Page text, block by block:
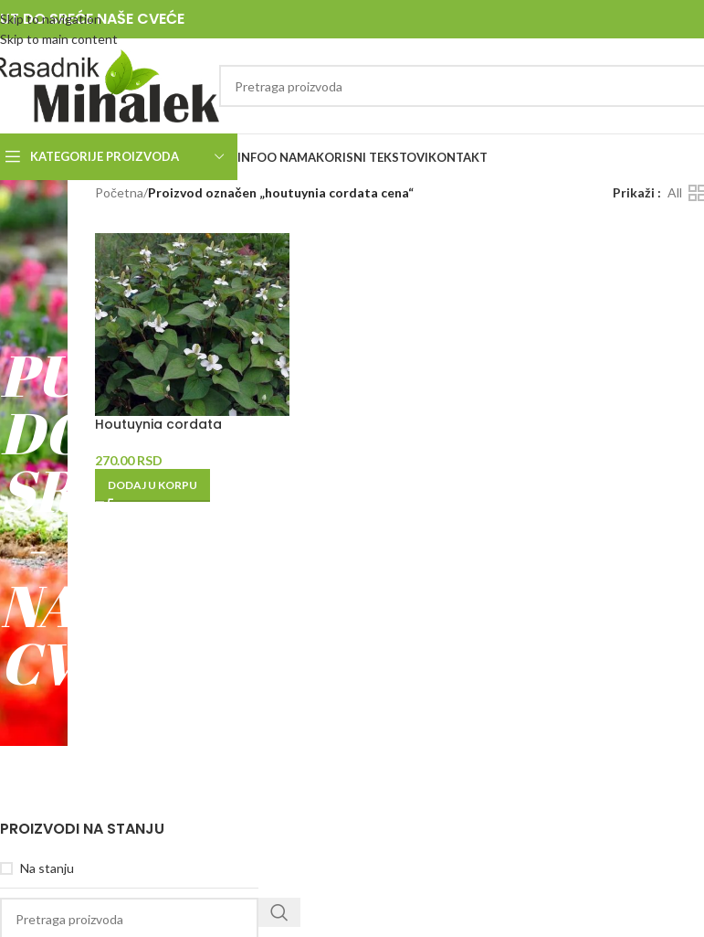
Skip to navigation
Skip to main content
DO SREĆE NAŠE CVEĆE
KATEGORIJE PROIZVODA INFOO NAMAKORISNI TEKSTOVIKONTAKT
RASADNIK
MIHALEK
PUT
DO
SREĆE
-
NAŠE
CVEĆE
Početna/Proizvod označen „houtuynia cordata cena“ Prikaži All
Houtuynia cordata
270.00RSD
DODAJ U KORPU
PROIZVODI NA STANJU
Na stanju